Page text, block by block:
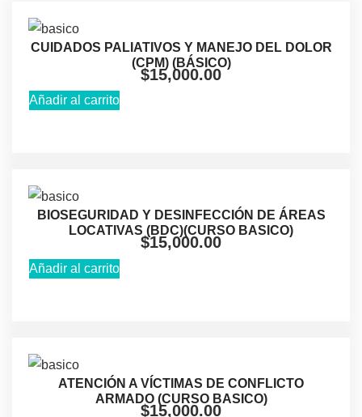
CUIDADOS PALIATIVOS Y MANEJO DEL DOLOR
(CPM) (BÁSICO)
$15,000.00
Añadir al carrito
BIOSEGURIDAD Y DESINFECCIÓN DE ÁREAS
LOCATIVAS (BDC)(CURSO BASICO)
$15,000.00
Añadir al carrito
ATENCIÓN A VÍCTIMAS DE CONFLICTO
ARMADO (CURSO BASICO)
$15,000.00